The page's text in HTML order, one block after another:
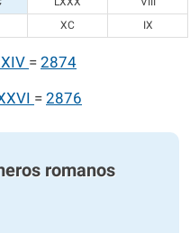
XC IX
= 2874
= 2876
romanos